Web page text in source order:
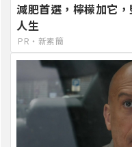
減肥首選，檸檬加它
人生
PR・新素簡